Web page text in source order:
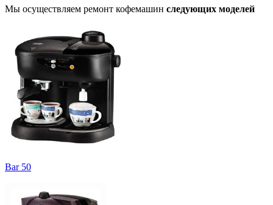
Мы осуществляем ремонт кофемашин следующих моделей
Bar 50